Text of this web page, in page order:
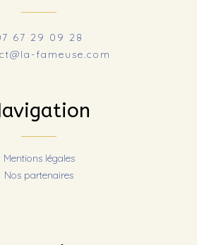
67 29 09 28
fameuse.com
Mentions légales
Nos partenaires